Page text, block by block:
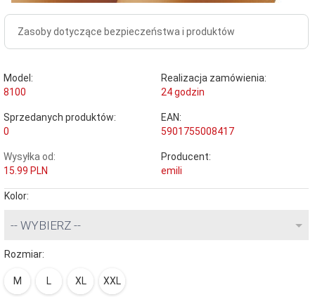
Zasoby dotyczące bezpieczeństwa i produktów
Model:
8100
Realizacja zamówienia:
24 godzin
Sprzedanych produktów:
0
EAN:
5901755008417
Wysyłka od:
15.99 PLN
Producent:
emili
Kolor:
-- WYBIERZ --
Rozmiar:
M L XL XXL